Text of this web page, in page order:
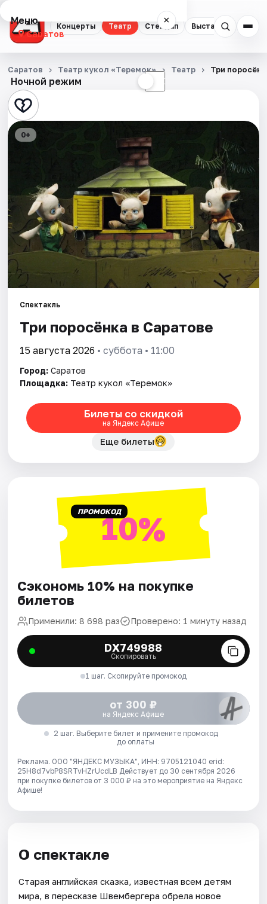
Концерты Театр Стендап Выставки
Меню ×
Саратов
Концерты
Театр
Стендап
Экскурсии
События
Города
Артисты
Рейтинги
Ночной режим ☾
Саратов Театр кукол «Теремок» Театр Три
0+
Спектакль
Три поросёнка в Саратове
15 августа 2026 • суббота • 11:00
Город: Саратов
Площадка: Театр кукол «Теремок»
Билеты со скидкой
на Яндекс Афише
Еще билеты
ПРОМОКОД10%
Сэкономь 10% на покупке
билетов
Применили: 8 698 раз Проверено: 1 минуту назад
DX749988
Скопировать
1 шаг. Скопируйте промокод
от 300 ₽
на Яндекс Афише
2 шаг. Выберите билет и примените промокод
до оплаты
Реклама. ООО "ЯНДЕКС МУЗЫКА", ИНН: 9705121040 erid:
25H8d7vbP8SRTvHZrUcdLB Действует до 30 сентября 2026
при покупке билетов от 3 000 ₽ на это мероприятие на Яндекс
Афише!
О спектакле
Старая английская сказка, известная всем детям
мира, в пересказе Швембергера обрела новое